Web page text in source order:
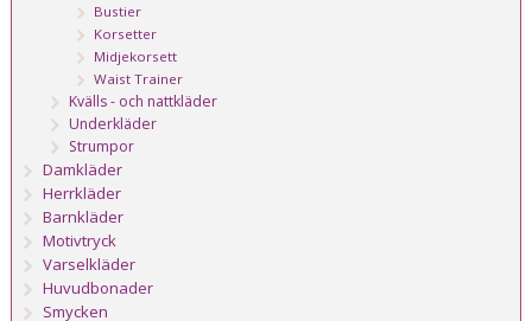
Bustier
Korsetter
Midjekorsett
Waist Trainer
Kvälls - och nattkläder
Underkläder
Strumpor
Damkläder
Herrkläder
Barnkläder
Motivtryck
Varselkläder
Huvudbonader
Smycken